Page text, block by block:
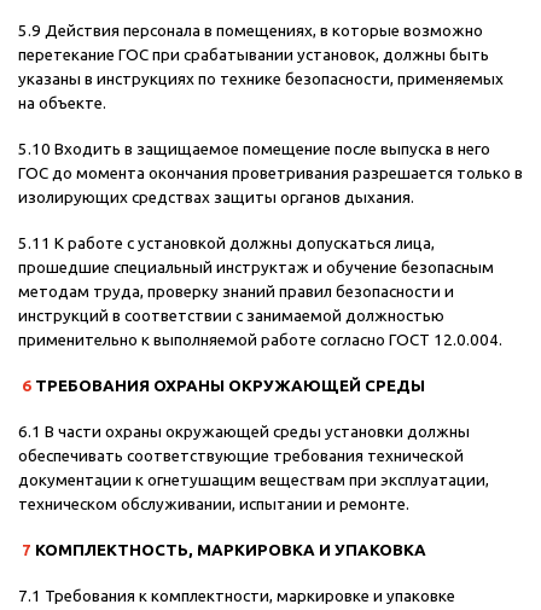
5.9 Действия персонала в помещениях, в которые возможно
перетекание ГОС при срабатывании установок, должны быть
указаны в инструкциях по технике безопасности, применяемых
на объекте.
5.10 Входить в защищаемое помещение после выпуска в него
ГОС до момента окончания проветривания разрешается только в
изолирующих средствах защиты органов дыхания.
5.11 К работе с установкой должны допускаться лица,
прошедшие специальный инструктаж и обучение безопасным
методам труда, проверку знаний правил безопасности и
инструкций в соответствии с занимаемой должностью
применительно к выполняемой работе согласно ГОСТ 12.0.004.
6 ТРЕБОВАНИЯ ОХРАНЫ ОКРУЖАЮЩЕЙ СРЕДЫ
6.1 В части охраны окружающей среды установки должны
обеспечивать соответствующие требования технической
документации к огнетушащим веществам при эксплуатации,
техническом обслуживании, испытании и ремонте.
7 КОМПЛЕКТНОСТЬ, МАРКИРОВКА И УПАКОВКА
7.1 Требования к комплектности, маркировке и упаковке